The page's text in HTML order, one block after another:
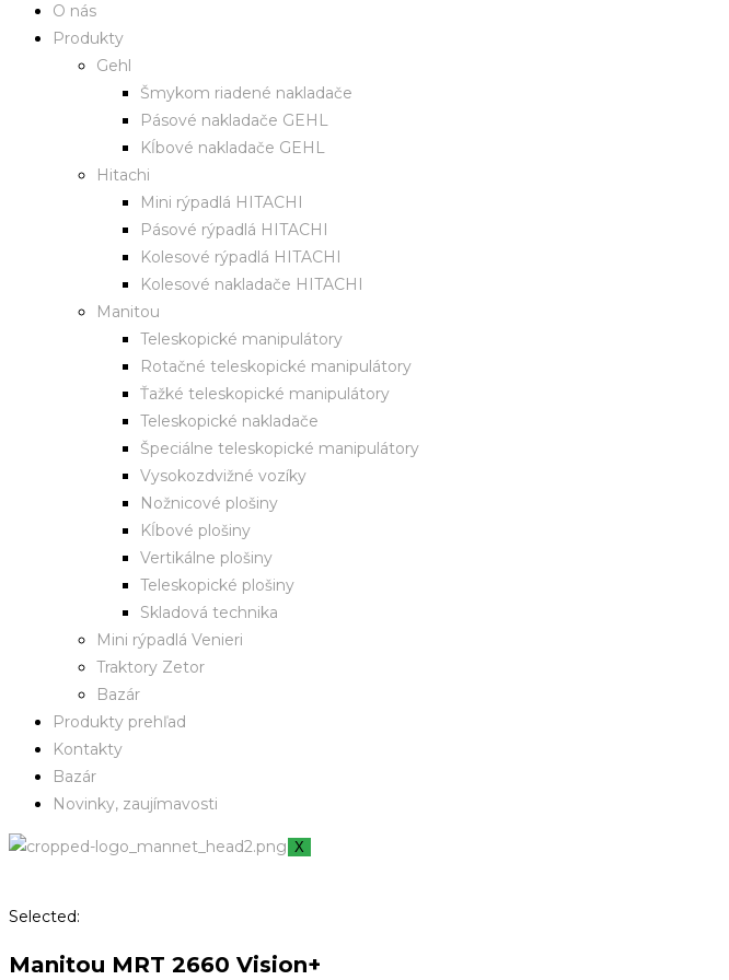
O nás
Produkty
Gehl
Šmykom riadené nakladače
Pásové nakladače GEHL
Kĺbové nakladače GEHL
Hitachi
Mini rýpadlá HITACHI
Pásové rýpadlá HITACHI
Kolesové rýpadlá HITACHI
Kolesové nakladače HITACHI
Manitou
Teleskopické manipulátory
Rotačné teleskopické manipulátory
Ťažké teleskopické manipulátory
Teleskopické nakladače
Špeciálne teleskopické manipulátory
Vysokozdvižné vozíky
Nožnicové plošiny
Kĺbové plošiny
Vertikálne plošiny
Teleskopické plošiny
Skladová technika
Mini rýpadlá Venieri
Traktory Zetor
Bazár
Produkty prehľad
Kontakty
Bazár
Novinky, zaujímavosti
X
Selected:
Manitou MRT 2660 Vision+